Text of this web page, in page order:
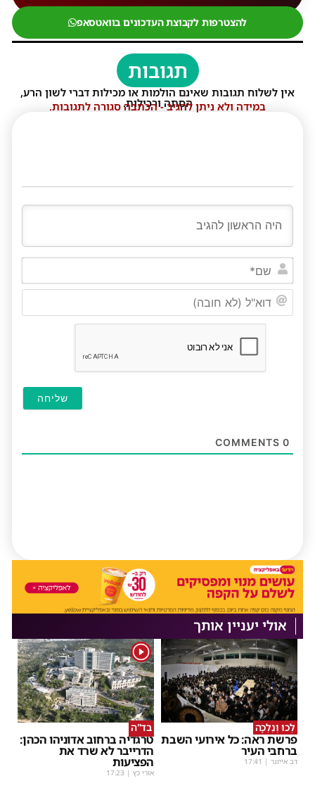
להצטרפות לקבוצת העדכונים בוואטסאפ
תגובות
אין לשלוח תגובות שאינם הולמות או מכילות דברי לשון הרע,
הסתה ורכילות.
במידה ולא ניתן להגיב - הכתבה סגורה לתגובות.
שם*
0
אולי יעניין אותך
לְכוּ וְנֵלְכָה
פרשת ראה: כל אירועי השבת
ברחבי העיר
דב אייזנר |
17:41
1
בד"ה
טרגדיה ברחוב אדוניהו הכהן:
הדרייבר לא שרד את
הפציעות
אורי כץ |
17:23